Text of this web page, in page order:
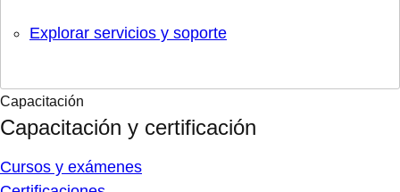
Explorar servicios y soporte
Capacitación
Capacitación y certificación
Cursos y exámenes